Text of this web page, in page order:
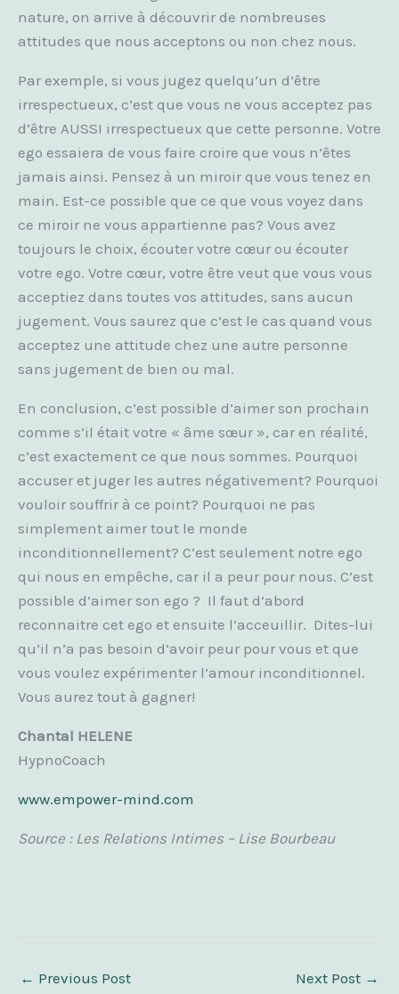
nature, on arrive à découvrir de nombreuses
attitudes que nous acceptons ou non chez nous.
Par exemple, si vous jugez quelqu’un d’être
irrespectueux, c’est que vous ne vous acceptez pas
d’être AUSSI irrespectueux que cette personne. Votre
ego essaiera de vous faire croire que vous n’êtes
jamais ainsi. Pensez à un miroir que vous tenez en
main. Est-ce possible que ce que vous voyez dans
ce miroir ne vous appartienne pas? Vous avez
toujours le choix, écouter votre cœur ou écouter
votre ego. Votre cœur, votre être veut que vous vous
acceptiez dans toutes vos attitudes, sans aucun
jugement. Vous saurez que c’est le cas quand vous
acceptez une attitude chez une autre personne
sans jugement de bien ou mal.
En conclusion, c’est possible d’aimer son prochain
comme s’il était votre « âme sœur », car en réalité,
c’est exactement ce que nous sommes. Pourquoi
accuser et juger les autres négativement? Pourquoi
vouloir souffrir à ce point? Pourquoi ne pas
simplement aimer tout le monde
inconditionnellement? C’est seulement notre ego
qui nous en empêche, car il a peur pour nous. C’est
possible d’aimer son ego ? Il faut d’abord
reconnaitre cet ego et ensuite l’acceuillir. Dites-lui
qu’il n’a pas besoin d’avoir peur pour vous et que
vous voulez expérimenter l’amour inconditionnel.
Vous aurez tout à gagner!
Chantal HELENE
HypnoCoach
www.empower-mind.com
Source : Les Relations Intimes – Lise Bourbeau
← Previous Post Next Post →